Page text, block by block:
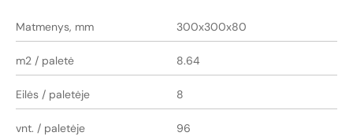
Matmenys, mm 300x300x80
m2 / paletė 8.64
Eilės / paletėje 8
vnt. / paletėje 96